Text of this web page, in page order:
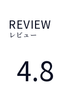
REVIEW
レビュー
4.8